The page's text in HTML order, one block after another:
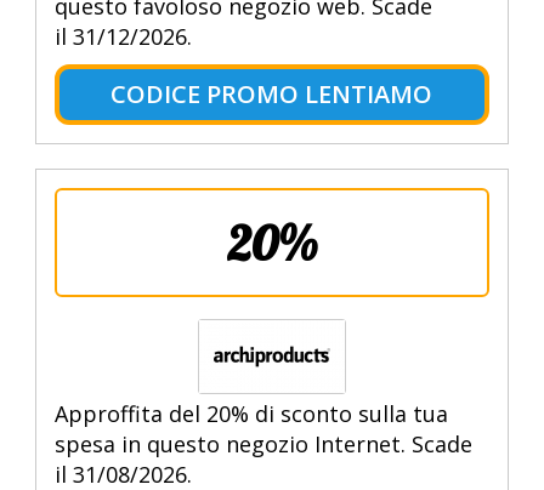
questo favoloso negozio web. Scade
il 31/12/2026.
CODICE PROMO LENTIAMO
20%
Approffita del 20% di sconto sulla tua
spesa in questo negozio Internet. Scade
il 31/08/2026.